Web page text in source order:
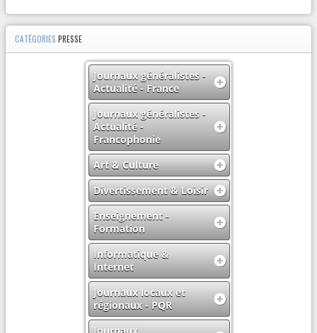
CATÉGORIES PRESSE
Journaux généralistes -
Actualité - France
Journaux généralistes -
Actualité -
Francophonie
Art & Culture
Divertissement & Loisir
Enseignement -
Formation
Informatique &
Internet
Journaux locaux et
régionaux - PQR
Journaux